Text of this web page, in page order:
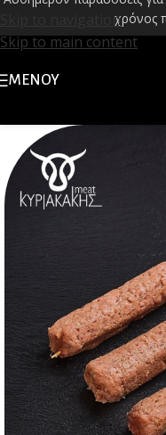
Skip to navigation
Skip to main content
χρόνος
ΜΕΝΟΎ